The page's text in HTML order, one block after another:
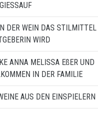
DER WEIN DAS STILMITTEL
WIRD
ANNA MELISSA EßER UND
IN DER FAMILIE
AUS DEN EINSPIELERN